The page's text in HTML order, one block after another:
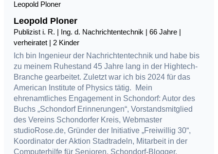
Leopold Ploner
Leopold Ploner
Publizist i. R. | Ing. d. Nachrichtentechnik | 66 Jahre |
verheiratet | 2 Kinder
Ich bin Ingenieur der Nachrichtentechnik und habe bis
zu meinem Ruhestand 45 Jahre lang in der Hightech-
Branche gearbeitet. Zuletzt war ich bis 2024 für das
American Institute of Physics tätig. Mein
ehrenamtliches Engagement in Schondorf: Autor des
Buchs „Schondorf Erinnerungen“, Vorstandsmitglied
des Vereins Schondorfer Kreis, Webmaster
studioRose.de, Gründer der Initiative „Freiwillig 30“,
Koordinator der Aktion Stadtradeln, Mitarbeit in der
Computerhilfe für Senioren, Schondorf-Blogger.